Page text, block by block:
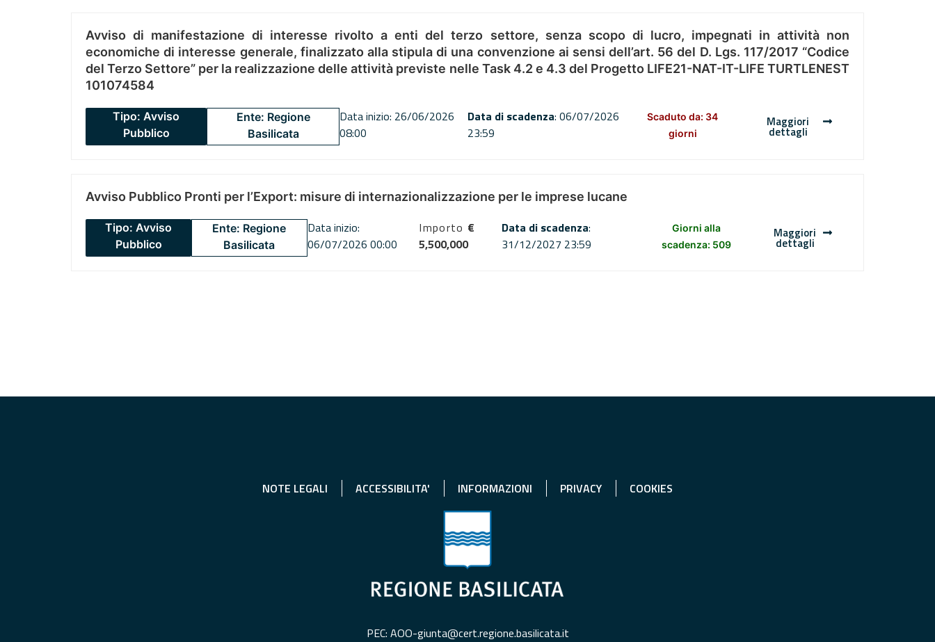
Avviso di manifestazione di interesse rivolto a enti del terzo settore, senza scopo di lucro, impegnati in attività non
economiche di interesse generale, finalizzato alla stipula di una convenzione ai sensi dell’art. 56 del D. Lgs. 117/2017 “Codice
del Terzo Settore” per la realizzazione delle attività previste nelle Task 4.2 e 4.3 del Progetto LIFE21-NAT-IT-LIFE TURTLENEST
101074584
Tipo: Avviso
Pubblico
Ente: Regione
Basilicata
Data inizio: 26/06/2026
08:00
Data di scadenza: 06/07/2026
23:59
Scaduto da: 34
giorni
Maggiori
dettagli
Avviso Pubblico Pronti per l’Export: misure di internazionalizzazione per le imprese lucane
Tipo: Avviso
Pubblico
Ente: Regione
Basilicata
Data inizio:
06/07/2026 00:00
Importo €
5,500,000
Data di scadenza:
31/12/2027 23:59
Giorni alla
scadenza: 509
Maggiori
dettagli
NOTE LEGALI ACCESSIBILITA' INFORMAZIONI PRIVACY COOKIES
PEC: AOO-giunta@cert.regione.basilicata.it